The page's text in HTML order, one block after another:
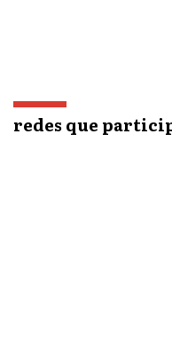
redes que